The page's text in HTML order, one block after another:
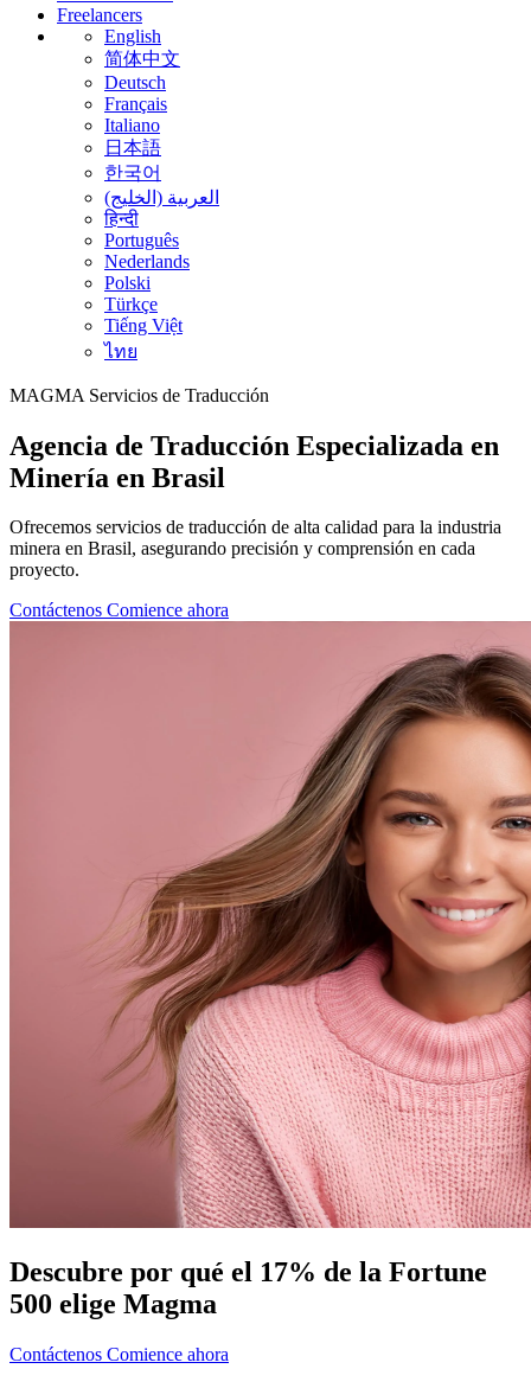
Freelancers
English
简体中文
Deutsch
Français
Italiano
日本語
한국어
العربية (الخليج)
हिन्दी
Português
Nederlands
Polski
Türkçe
Tiếng Việt
ไทย
MAGMA Servicios de Traducción
Agencia de Traducción Especializada en
Minería en Brasil
Ofrecemos servicios de traducción de alta calidad para la industria
minera en Brasil, asegurando precisión y comprensión en cada
proyecto.
Contáctenos Comience ahora
Descubre por qué el 17% de la Fortune
500 elige Magma
Contáctenos Comience ahora